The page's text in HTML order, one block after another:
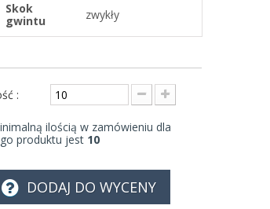
Skok
gwintu
zwykły
:
ilością w zamówieniu dla
produktu jest 10
DODAJ DO WYCENY